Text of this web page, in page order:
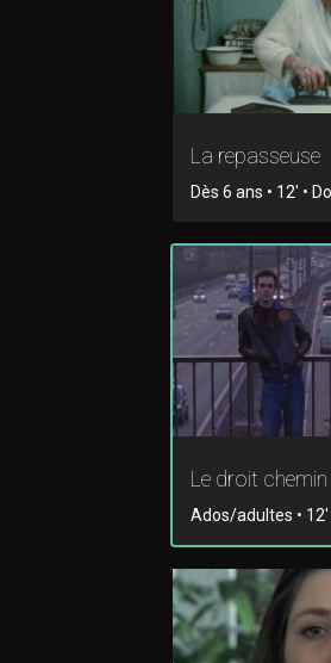
La repasseuse
Dès 6 ans • 12' •
Le droit chemin
Ados/adultes • 12'